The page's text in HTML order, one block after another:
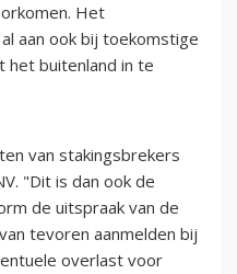
Het
aan ook bij toekomstige
het buitenland in te
van stakingsbrekers
"Dit is dan ook de
de uitspraak van de
tevoren aanmelden bij
overlast voor